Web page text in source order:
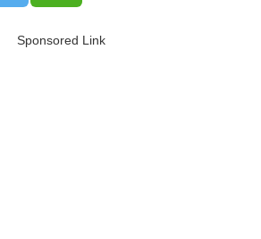
Sponsored Link